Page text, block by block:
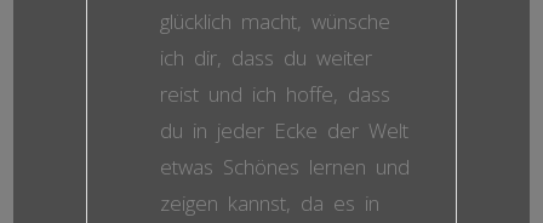
glücklich macht, wünsche
ich dir, dass du weiter
reist und ich hoffe, dass
du in jeder Ecke der Welt
etwas Schönes lernen und
zeigen kannst, da es in